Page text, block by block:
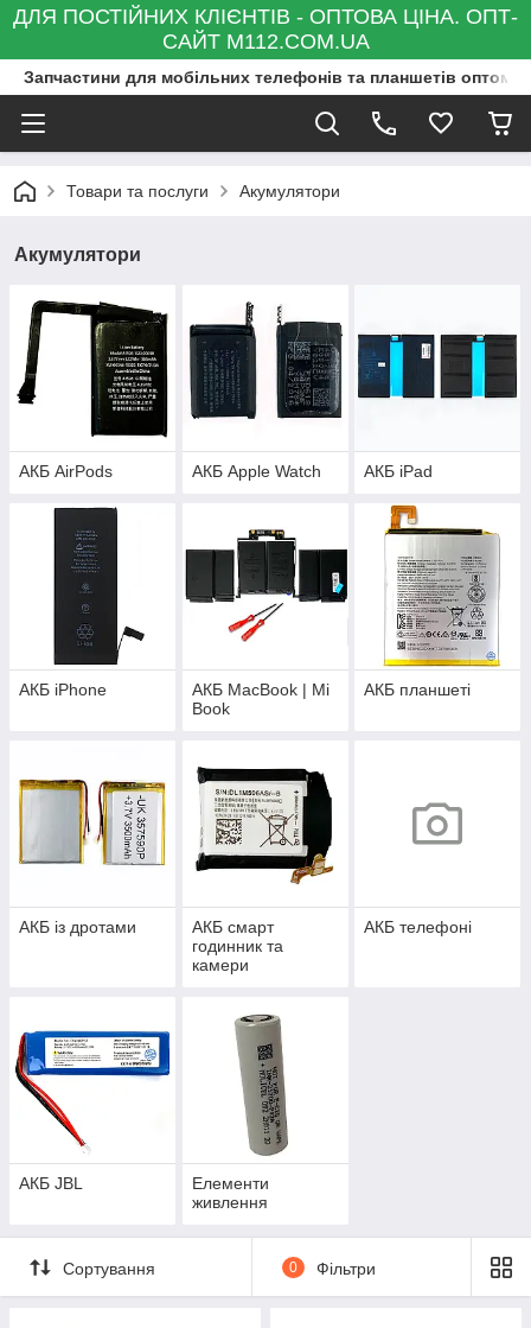
ДЛЯ ПОСТІЙНИХ КЛІЄНТІВ - ОПТОВА ЦІНА. ОПТ-
САЙТ M112.COM.UA
Запчастини для мобільних телефонів та планшетів оптом
Товари та послуги Акумулятори
Акумулятори
АКБ AirPods АКБ Apple Watch АКБ iPad
АКБ iPhone
АКБ MacBook | Mi
Book
АКБ планшеті
АКБ із дротами
АКБ смарт
годинник та
камери
АКБ телефоні
АКБ JBL
Елементи
живлення
Сортування 0 Фільтри